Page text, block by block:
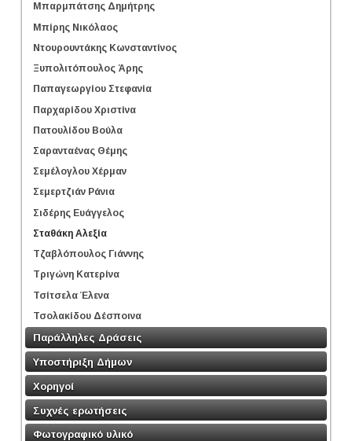
Μπαρμπάτσης Δημήτρης
Μπίρης Νικόλαος
Ντουρουντάκης Κωνσταντίνος
Ξυπολιτόπουλος Άρης
Παπαγεωργίου Στεφανία
Παρχαρίδου Χριστίνα
Πατουλίδου Βούλα
Σαρανταένας Θέμης
Σεμέλογλου Χέρμαν
Σεμερτζιάν Ράνια
Σιδέρης Ευάγγελος
Σταθάκη Αλεξία
Τζαβλόπουλος Γιάννης
Τριγώνη Κατερίνα
Τσίτσελα Έλενα
Τσολακίδου Δέσποινα
Παράλληλες Δράσεις
Υποστήριξη Δήμων
Χορηγοί
Συχνές ερωτήσεις
Φωτογραφικό υλικό